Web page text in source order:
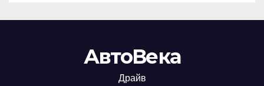
АвтоВека
Драйв